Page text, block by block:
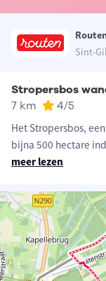
Sint-
Stropersbos
7 km 4/5
Het Stropersbos,
bijna 500 hectare
meer lezen